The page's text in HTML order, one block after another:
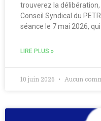
trouverez la
Conseil Syndical du
séance le 7 mai 2026, qui
LIRE PLUS »
10 juin 2026 Aucun